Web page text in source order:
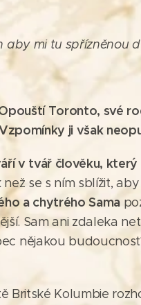
mi tu spřízněnou
Toronto, své
ji však
v tvář člověku,
než se s ním sblížit,
a chytrého Sama
Sam ani zdaleka
nějakou
Britské Kolumbie